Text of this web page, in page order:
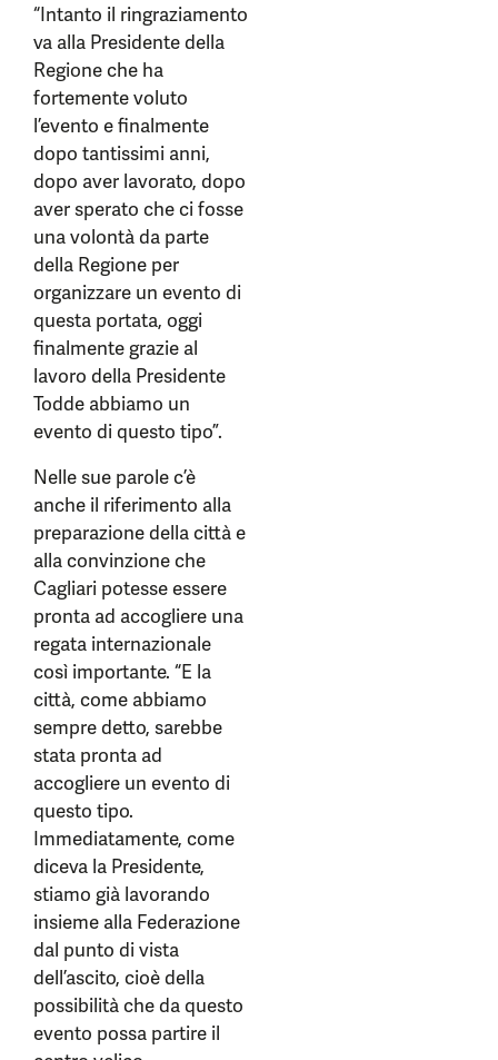
“Intanto il ringraziamento
va alla Presidente della
Regione che ha
fortemente voluto
l’evento e finalmente
dopo tantissimi anni,
dopo aver lavorato, dopo
aver sperato che ci fosse
una volontà da parte
della Regione per
organizzare un evento di
questa portata, oggi
finalmente grazie al
lavoro della Presidente
Todde abbiamo un
evento di questo tipo”.
Nelle sue parole c’è
anche il riferimento alla
preparazione della città e
alla convinzione che
Cagliari potesse essere
pronta ad accogliere una
regata internazionale
così importante. “E la
città, come abbiamo
sempre detto, sarebbe
stata pronta ad
accogliere un evento di
questo tipo.
Immediatamente, come
diceva la Presidente,
stiamo già lavorando
insieme alla Federazione
dal punto di vista
dell’ascito, cioè della
possibilità che da questo
evento possa partire il